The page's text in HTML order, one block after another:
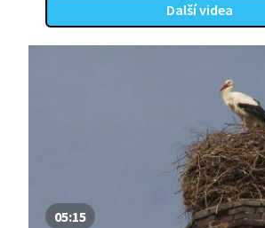
Další videa
05:15